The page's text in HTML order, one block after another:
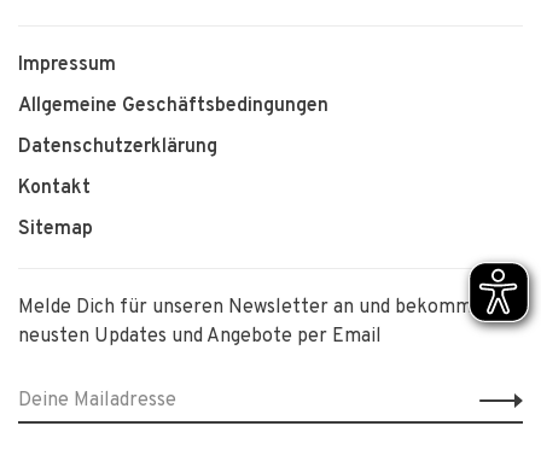
Impressum
Allgemeine Geschäftsbedingungen
Datenschutzerklärung
Kontakt
Sitemap
Melde Dich für unseren Newsletter an und bekomme die
neusten Updates und Angebote per Email